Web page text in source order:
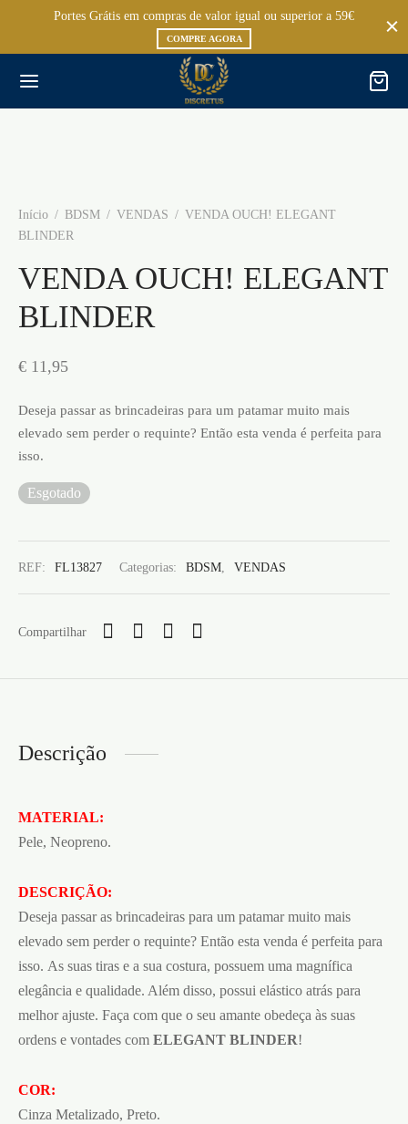
Portes Grátis em compras de valor igual ou superior a 59€
COMPRE AGORA
Início / BDSM / VENDAS / VENDA OUCH! ELEGANT
BLINDER
VENDA OUCH! ELEGANT
BLINDER
€ 11,95
Deseja passar as brincadeiras para um patamar muito mais
elevado sem perder o requinte? Então esta venda é perfeita para
isso.
Esgotado
REF: FL13827 Categorias: BDSM, VENDAS
Compartilhar
Descrição
MATERIAL:
Pele, Neopreno.
DESCRIÇÃO:
Deseja passar as brincadeiras para um patamar muito mais
elevado sem perder o requinte? Então esta venda é perfeita para
isso. As suas tiras e a sua costura, possuem uma magnífica
elegância e qualidade. Além disso, possui elástico atrás para
melhor ajuste. Faça com que o seu amante obedeça às suas
ordens e vontades com ELEGANT BLINDER!
COR:
Cinza Metalizado, Preto.